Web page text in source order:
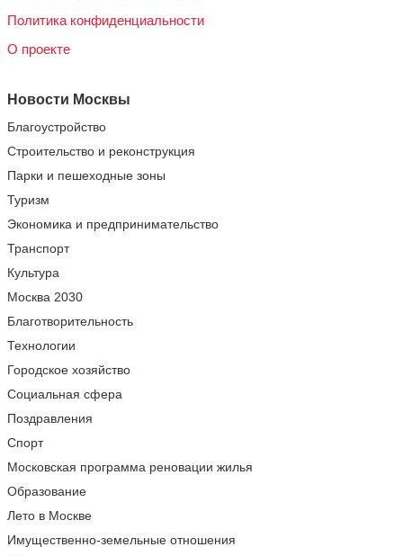
Политика конфиденциальности
О проекте
Новости Москвы
Благоустройство
Строительство и реконструкция
Парки и пешеходные зоны
Туризм
Экономика и предпринимательство
Транспорт
Культура
Москва 2030
Благотворительность
Технологии
Городское хозяйство
Социальная сфера
Поздравления
Спорт
Московская программа реновации жилья
Образование
Лето в Москве
Имущественно-земельные отношения